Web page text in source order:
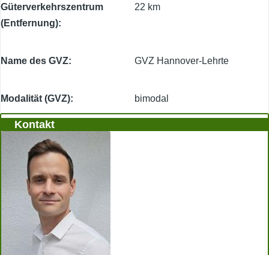
Güterverkehrszentrum
(Entfernung)
22 km
Name des GVZ GVZ Hannover-Lehrte
Modalität (GVZ) bimodal
Kontakt